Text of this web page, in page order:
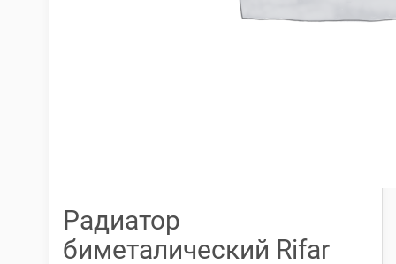
Радиатор
биметалический Rifar